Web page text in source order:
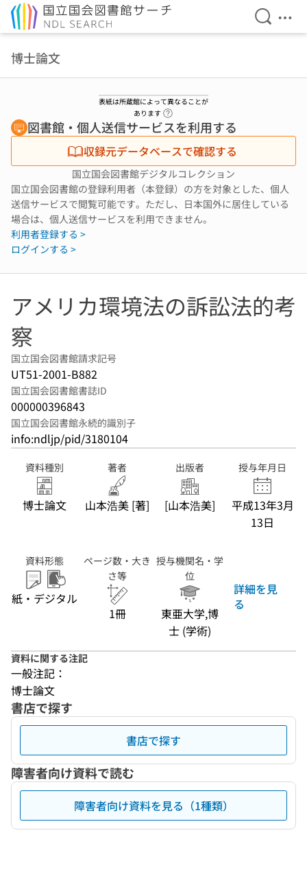
検索を
メ
博士論文
表紙は所蔵館によって異なることが
あります
図書館・個人送信サービスを利用する
収録元データベースで確認する
国立国会図書館デジタルコレクション
国立国会図書館の登録利用者（本登録）の方を対象とした、個人
送信サービスで閲覧可能です。ただし、日本国外に居住している
場合は、個人送信サービスを利用できません。
利用者登録する >
ログインする >
アメリカ環境法の訴訟法的考
察
国立国会図書館請求記号
UT51-2001-B882
国立国会図書館書誌ID
000000396843
国立国会図書館永続的識別子
info:ndljp/pid/3180104
資料種別
博士論文
著者
山本浩美 [著]
出版者
[山本浩美]
授与年月日
平成13年3月
13日
資料形態
紙・デジタル
ページ数・大き
さ等
1冊
授与機関名・学
位
東亜大学,博
士 (学術)
詳細を見
る
資料に関する注記
一般注記：
博士論文
書店で探す
書店で探す
障害者向け資料で読む
障害者向け資料を見る（1種類）